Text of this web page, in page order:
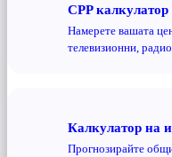
CPP калкулатор
Намерете вашата
телевизионни,
Калкулатор на
Прогнозирайте